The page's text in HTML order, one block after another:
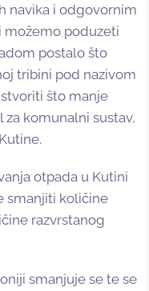
navika i odgovornim
možemo poduzeti
postalo što
tribini pod nazivom
što manje
za komunalni sustav,
otpada u Kutini
smanjiti količine
razvrstanog
smanjuje se te se